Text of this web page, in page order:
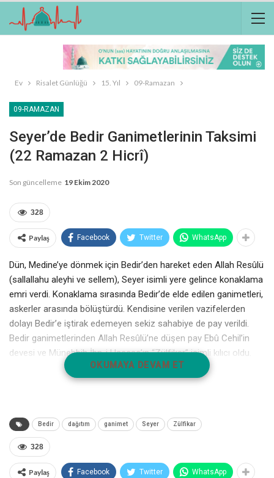
Ev Risalet Günlüğü 15. Yıl 09-Ramazan
09-RAMAZAN
Seyer’de Bedir Ganimetlerinin Taksimi
(22 Ramazan 2 Hicrî)
Son güncelleme 19 Ekim 2020
328
Paylaş Facebook Twitter WhatsApp
Dün, Medine’ye dönmek için Bedir’den hareket eden Allah Resûlü
(sallallahu aleyhi ve sellem), Seyer isimli yere gelince konaklama
emri verdi. Konaklama sırasında Bedir’de elde edilen ganimetleri,
askerler arasında bölüştürdü. Kendisine verilen vazifelerden
dolayı Bedir’e iştirak edemeyen sekiz sahabiye de pay verildi.
Bedir ganimetlerinden Allah Resûlü’ne düşen pay Ebû Cehil’in
devesi ve Münebbih İbn-i Haccac’ın “Zülfikar” isimli kılıcı oldu.
Ebû Cehil’den kalan bu deveyi, Peygamber Efendimiz (sallallahu
aleyhi ve sellem) Hudeybiye umresinde kurban etti ve etini
OKUMAYA DEVAM ET
Bedir dağıtım ganimet Seyer Zülfikar
328
Paylaş Facebook Twitter WhatsApp